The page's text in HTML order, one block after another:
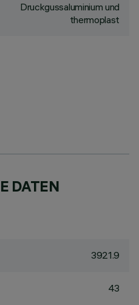
Druckgussaluminium und
thermoplast
DATEN
3921.9
43